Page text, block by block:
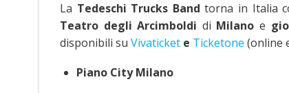
La Tedeschi Trucks Band torna in Italia
Teatro degli Arcimboldi di Milano e
disponibili su Vivaticket e Ticketone (online
Piano City Milano